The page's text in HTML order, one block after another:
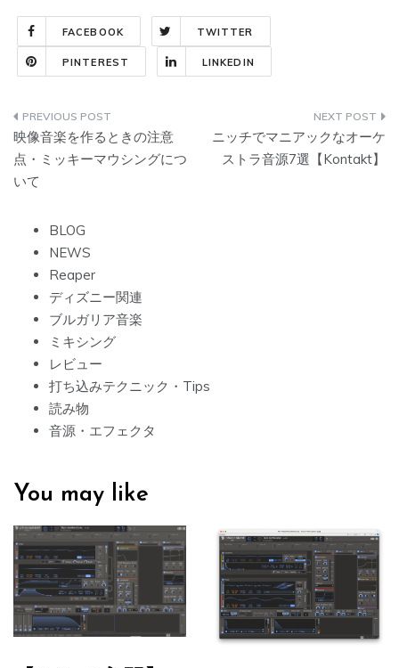
FACEBOOK TWITTER
PINTEREST LINKEDIN
投
稿
ナ
ビ
ゲ
ー
ョ
ン
映像音楽を作るときの注意
点・ミッキーマウシングにつ
いて
ニッチでマニアックなオーケ
ストラ音源7選【Kontakt】
BLOG
NEWS
Reaper
ディズニー関連
ブルガリア音楽
ミキシング
レビュー
打ち込みテクニック・Tips
読み物
音源・エフェクタ
You may like